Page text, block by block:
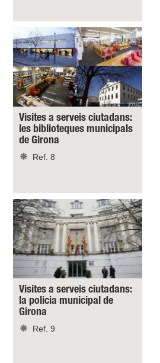
Visites a serveis ciutadans:
les biblioteques municipals
de Girona
Ref. 8
Visites a serveis ciutadans:
la policia municipal de
Girona
Ref. 9